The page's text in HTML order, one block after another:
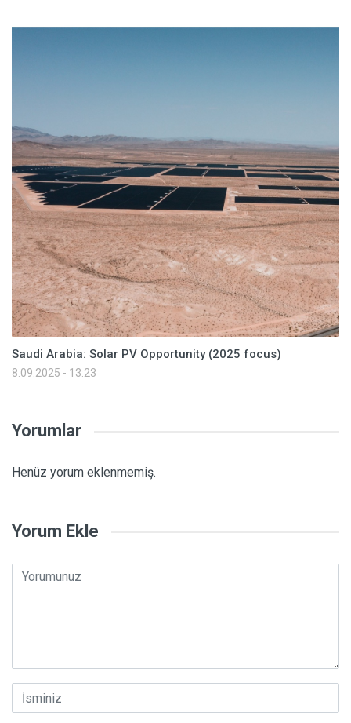
Saudi Arabia: Solar PV Opportunity (2025 focus)
8.09.2025 - 13:23
Yorumlar
Henüz yorum eklenmemiş.
Yorum Ekle